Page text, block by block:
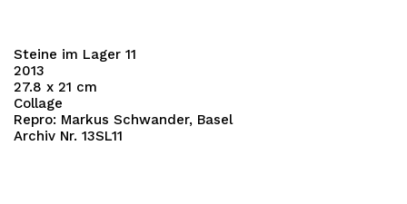
Steine im Lager 11
2013
27.8 x 21 cm
Collage
Repro: Markus Schwander, Basel
Archiv Nr. 13SL11